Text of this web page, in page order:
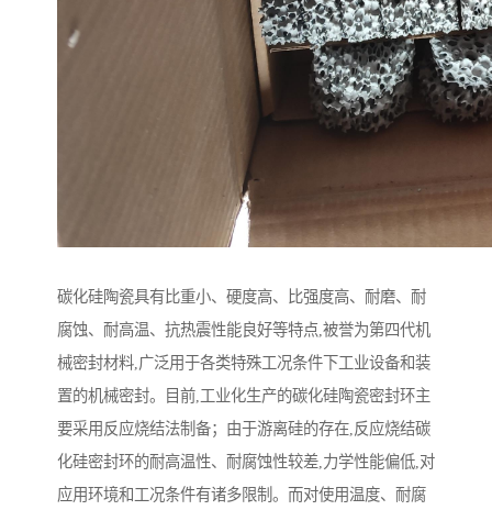
碳化硅陶瓷具有比重小、硬度高、比强度高、耐磨、耐
腐蚀、耐高温、抗热震性能良好等特点,被誉为第四代机
械密封材料,广泛用于各类特殊工况条件下工业设备和装
置的机械密封。目前,工业化生产的碳化硅陶瓷密封环主
要采用反应烧结法制备；由于游离硅的存在,反应烧结碳
化硅密封环的耐高温性、耐腐蚀性较差,力学性能偏低,对
应用环境和工况条件有诸多限制。而对使用温度、耐腐